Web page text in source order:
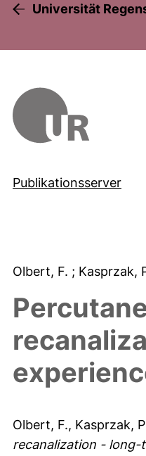
Universität
Publikationsserver
Olbert, F. ; Kasprzak,
Olbert, F., Kasprzak,
recanalization - long-